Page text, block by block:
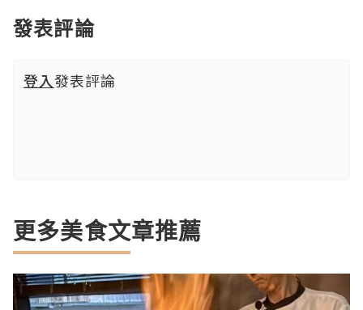
發表評論
登入發表評論
更多美食文章推薦